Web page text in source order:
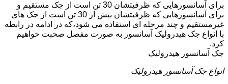
برای آسانسورهایی که ظرفیتشان 30 تن است از جک مستقیم و
برای آسانسورهایی که ظرفیتشان بیش از 30 تن است از جک های
غیرمستقیم و چند مرحله ای استفاده می شود،که در ادامه در رابطه
با انواع جک هیدرولیک آسانسور به صورت مفصل صحبت خواهیم
کرد.
جک آسانسور هیدرولیک
انواع جک آسانسور هیدرولیک